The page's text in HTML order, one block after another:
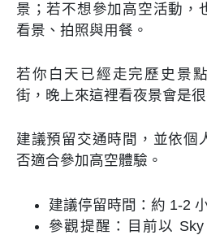
景；若不想參加高空活動，
看景、拍照與用餐。
若你白天已經走完歷史景
街，晚上來這裡看夜景會是
建議預留交通時間，並依個
否適合參加高空體驗。
建議停留時間：約 1-2
參觀提醒：目前以 Sky